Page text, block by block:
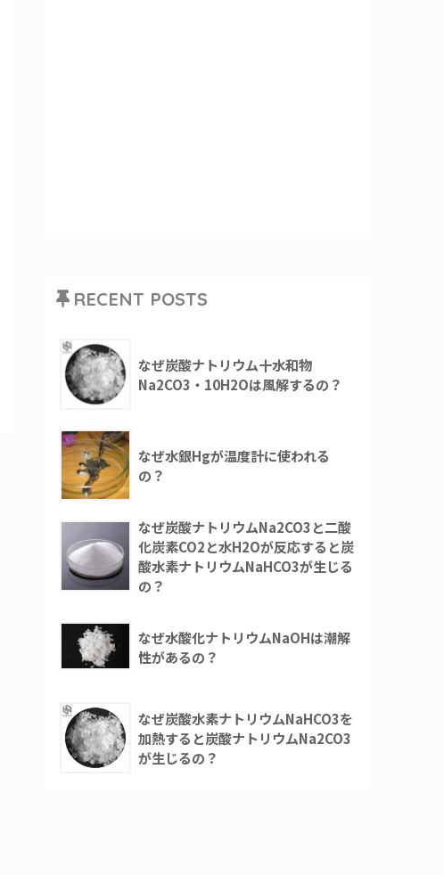
RECENT POSTS
なぜ炭酸ナトリウム十水和物
Na2CO3・10H2Oは風解するの？
なぜ水銀Hgが温度計に使われる
の？
なぜ炭酸ナトリウムNa2CO3と二酸
化炭素CO2と水H2Oが反応すると炭
酸水素ナトリウムNaHCO3が生じる
の？
なぜ水酸化ナトリウムNaOHは潮解
性があるの？
なぜ炭酸水素ナトリウムNaHCO3を
加熱すると炭酸ナトリウムNa2CO3
が生じるの？